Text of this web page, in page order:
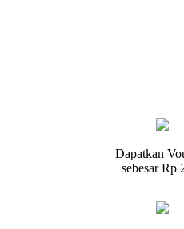
Dapatkan
sebesarRp